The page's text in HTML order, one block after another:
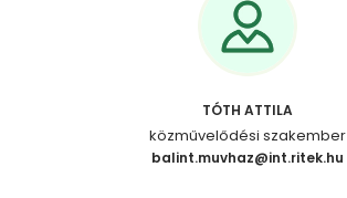
TÓTH ATTILA
közművelődési szakember
balint.muvhaz@int.ritek.hu